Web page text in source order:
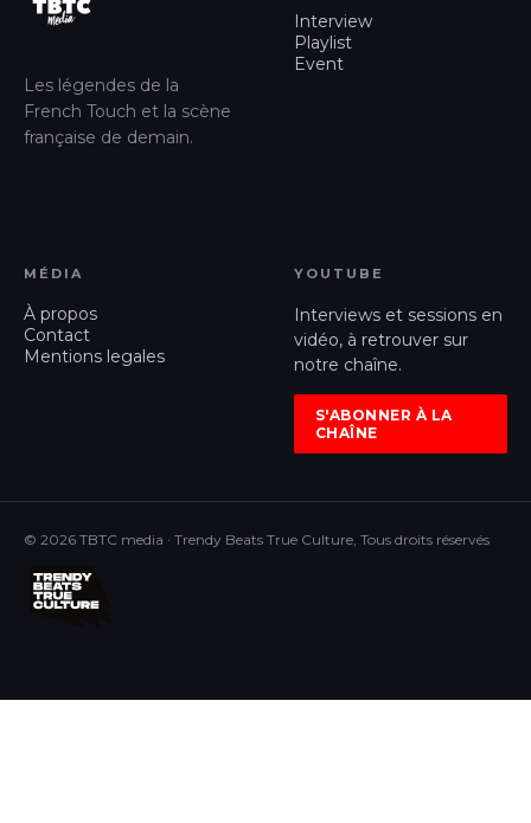
Les légendes de la
French Touch et la scène
française de demain.
Interview
Playlist
Event
MÉDIA
À propos
Contact
Mentions legales
YOUTUBE
Interviews et sessions en
vidéo, à retrouver sur
notre chaîne.
S'ABONNER À LA
CHAÎNE
© 2026 TBTC media · Trendy Beats True Culture, Tous droits réservés